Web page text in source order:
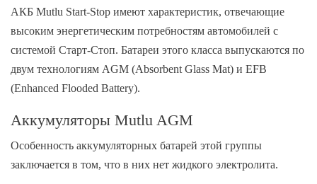
АКБ Mutlu Start-Stop имеют характеристик, отвечающие
высоким энергетическим потребностям автомобилей с
системой Старт-Стоп. Батареи этого класса выпускаются по
двум технологиям AGM (Absorbent Glass Mat) и EFB
(Enhanced Flooded Battery).
Аккумуляторы Mutlu AGM
Особенность аккумуляторных батарей этой группы
заключается в том, что в них нет жидкого электролита.